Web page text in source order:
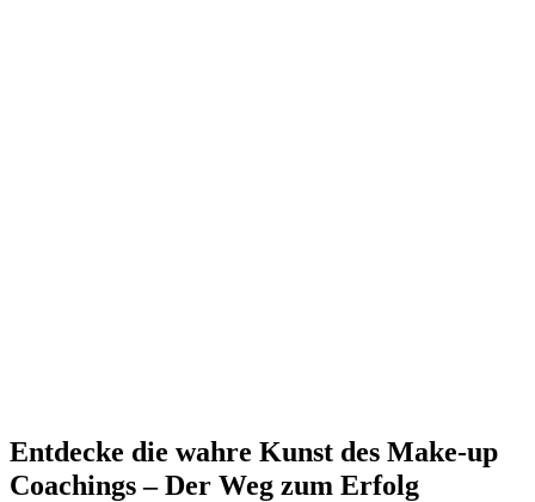
Entdecke die wahre Kunst des Make-up
Coachings – Der Weg zum Erfolg